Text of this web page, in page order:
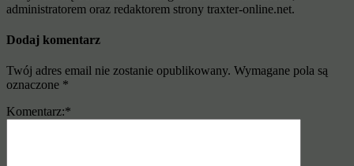
administratorem oraz redaktorem strony traxter-online.net.
Dodaj komentarz
Twój adres email nie zostanie opublikowany. Wymagane pola są
oznaczone *
Komentarz:*